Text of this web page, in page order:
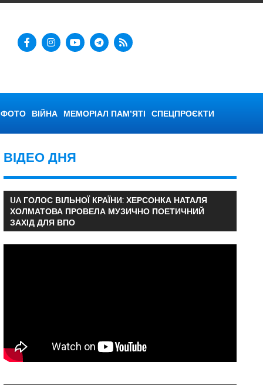
ФОТО ВІЙНА МЕМОРІАЛ ПАМ’ЯТІ СПЕЦПРОЄКТИ
ВІДЕО ДНЯ
UA ГОЛОС ВІЛЬНОЇ КРАЇНИ: ХЕРСОНКА НАТАЛЯ
ХОЛМАТОВА ПРОВЕЛА МУЗИЧНО ПОЕТИЧНИЙ
ЗАХІД ДЛЯ ВПО